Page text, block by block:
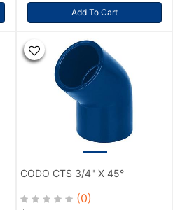
Add To Cart
CODO CTS 3/4" X 45°
(0)